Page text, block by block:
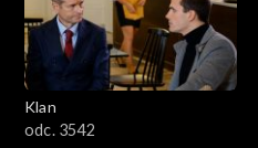
Klan
odc. 3542